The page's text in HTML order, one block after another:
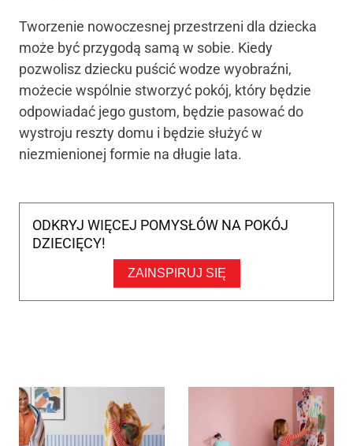
Tworzenie nowoczesnej przestrzeni dla dziecka
może być przygodą samą w sobie. Kiedy
pozwolisz dziecku puścić wodze wyobraźni,
możecie wspólnie stworzyć pokój, który będzie
odpowiadać jego gustom, będzie pasować do
wystroju reszty domu i będzie służyć w
niezmienionej formie na długie lata.
ODKRYJ WIĘCEJ POMYSŁÓW NA POKÓJ
DZIECIĘCY!
ZAINSPIRUJ SIĘ